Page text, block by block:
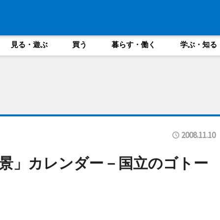
見る・遊ぶ 買う 暮らす・働く 学ぶ・知る
2008.11.10
」カレンダー－国立のゴトー